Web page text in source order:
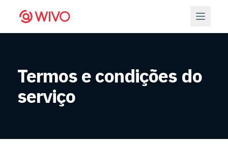
Termos e condições do
serviço